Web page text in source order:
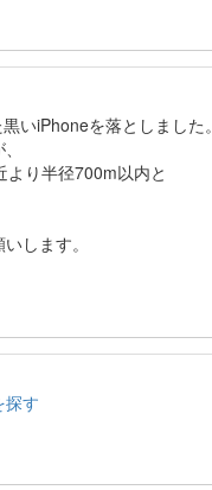
いiPhoneを落としました。
り半径700m以内と
します。
探す